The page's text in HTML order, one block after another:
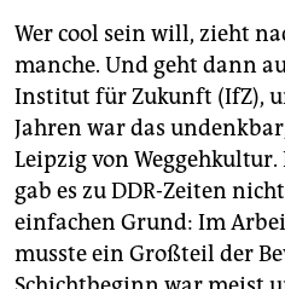
unterstützen
abo
genossenschaft
epaper login
Wer cool sein will, zieht
manche. Und geht dann
Institut für Zukunft (IfZ),
Jahren war das
Leipzig von
gab es zu DDR-Zeiten
einfachen Grund: Im
musste ein Großteil der